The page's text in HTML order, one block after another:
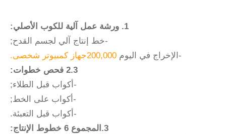
1. ورشة عمل آلية للكوب الأصلي:
-خط إنتاج آلي لجسم القدح;
-الإخراج في اليوم 200,000جهاز كمبيوتر شخصى.
2.3 فحص خطوات:
-أكواب قبل الطلاء;
-أكواب على الخط;
-أكواب قبل التعبئة.
3.المجموع 6 خطوط الإنتاج: